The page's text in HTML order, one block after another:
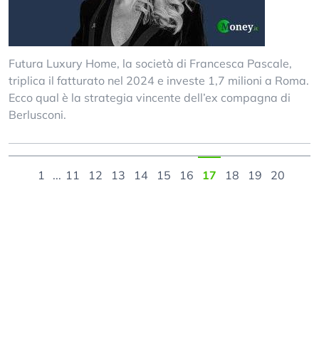
Futura Luxury Home, la società di Francesca Pascale,
triplica il fatturato nel 2024 e investe 1,7 milioni a Roma.
Ecco qual è la strategia vincente dell’ex compagna di
Berlusconi.
1 ... 11 12 13 14 15 16 17 18 19 20